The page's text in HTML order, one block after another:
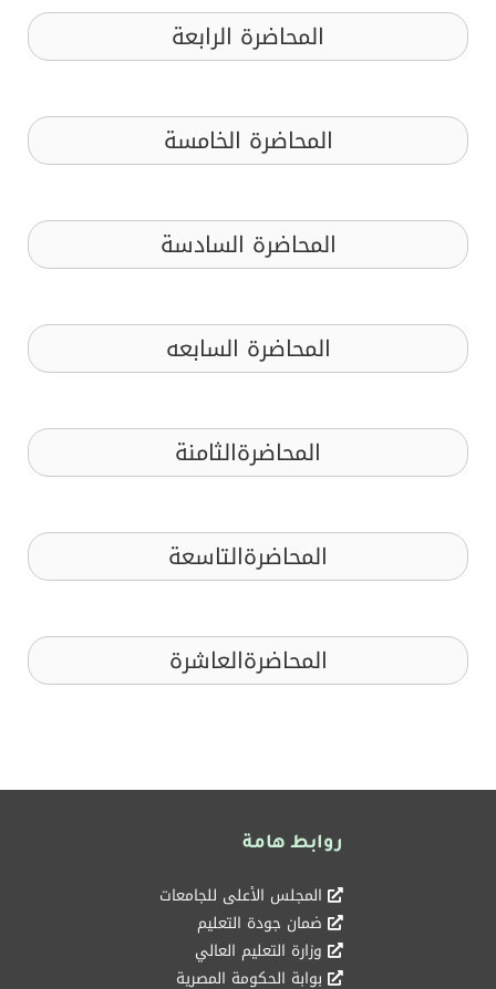
المحاضرة الرابعة
المحاضرة الخامسة
المحاضرة السادسة
المحاضرة السابعه
المحاضرةالثامنة
المحاضرةالتاسعة
المحاضرةالعاشرة
روابط هامة
المجلس الأعلى للجامعات
ضمان جودة التعليم
وزارة التعليم العالي
بوابة الحكومة المصرية